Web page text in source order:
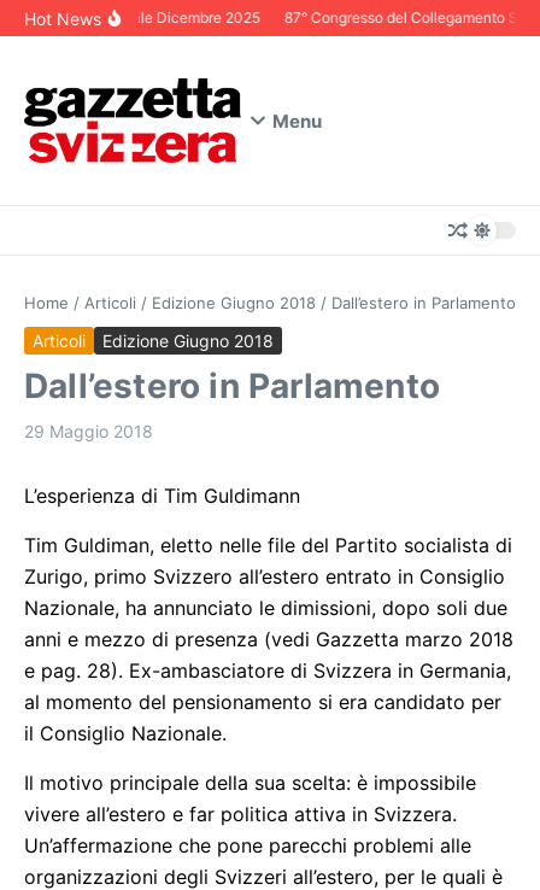
Salta al contenuto
Hot NewsEditoriale Dicembre 2025 87° Congresso del Collegamento
Menu
Home / Articoli / Edizione Giugno 2018 / Dall’estero in Parlamento
Articoli Edizione Giugno 2018
Dall’estero in Parlamento
29 Maggio 2018
L’esperienza di Tim Guldimann
Tim Guldiman, eletto nelle file del Partito socialista di
Zurigo, primo Svizzero all’estero entrato in Consiglio
Nazionale, ha annunciato le dimissioni, dopo soli due
anni e mezzo di presenza (vedi Gazzetta marzo 2018
e pag. 28). Ex-ambasciatore di Svizzera in Germania,
al momento del pensionamento si era candidato per
il Consiglio Nazionale.
Il motivo principale della sua scelta: è impossibile
vivere all’estero e far politica attiva in Svizzera.
Un’affermazione che pone parecchi problemi alle
organizzazioni degli Svizzeri all’estero, per le quali è